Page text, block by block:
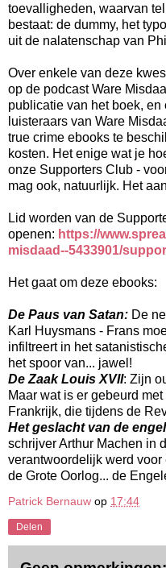
toevalligheden, waarvan
bestaat: de dummy, het
uit de nalatenschap van
Over enkele van deze
op de podcast Ware
publicatie van het boek,
luisteraars van Ware
true crime ebooks te
kosten. Het enige wat je
onze Supporters Club -
mag ook, natuurlijk. Het
Lid worden van de
openen: https://
misdaad--5433901/
Het gaat om deze ebooks:
De Paus van Satan: De
Karl Huysmans - Frans
infiltreert in het
het spoor van... jawel!
De Zaak Louis XVII: Zijn
Maar wat is er gebeurd
Frankrijk, die tijdens de
Het geslacht van de engel
schrijver Arthur Machen in
verantwoordelijk werd voor
de Grote Oorlog... de
Patrick Bernauw op 17:44
Delen